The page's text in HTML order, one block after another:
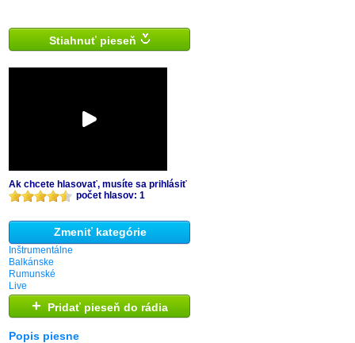
Stiahnuť pieseň
Ak chcete hlasovať, musíte sa prihlásiť
počet hlasov: 1
Zmeniť kategórie
Inštrumentálne
Balkánske
Rumunské
Live
+ Pridať pieseň do rádia
Popis piesne